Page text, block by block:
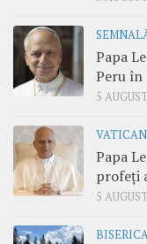
Papa
Peru în
5
VATICAN
Papa
profeți
5